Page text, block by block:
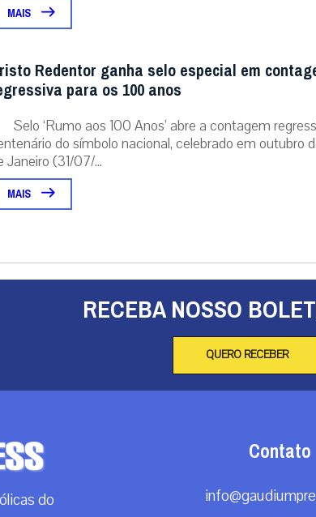
MAIS
Redentor ganha selo especial em
para os 100 anos
Selo ‘Rumo aos 100 Anos’ abre a contagem
do símbolo nacional, celebrado em outubro
Janeiro (31/07/...
MAIS
RECEBA NOSSO
QUERO RECEBER
do
Contato